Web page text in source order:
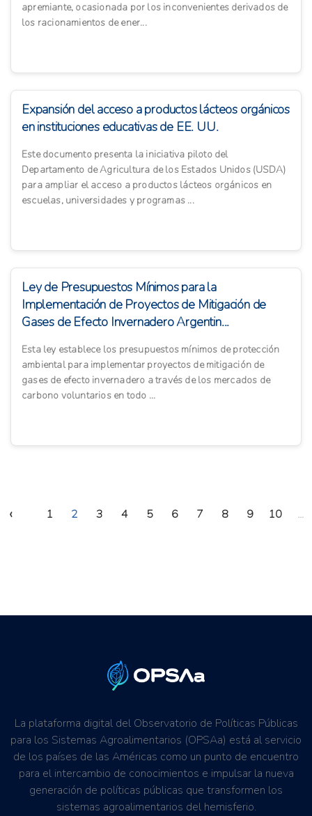
apremiante, ocasionada por los inconvenientes derivados de
los racionamientos de ener...
Expansión del acceso a productos lácteos orgánicos
en instituciones educativas de EE. UU.
Este documento presenta la iniciativa piloto del
Departamento de Agricultura de los Estados Unidos (USDA)
para ampliar el acceso a productos lácteos orgánicos en
escuelas, universidades y programas ...
Ley de Presupuestos Mínimos para la
Implementación de Proyectos de Mitigación de
Gases de Efecto Invernadero Argentin...
Esta ley establece los presupuestos mínimos de protección
ambiental para implementar proyectos de mitigación de
gases de efecto invernadero a través de los mercados de
carbono voluntarios en todo ...
‹ 1 2 3 4 5 6 7 8 9 10 ...
La plataforma digital del Observatorio de Políticas Públicas
para los Sistemas Agroalimentarios (OPSAa) está al servicio
de los países de las Américas como un punto de encuentro
para el intercambio de conocimientos e impulsar la nueva
generación de políticas públicas que transformen los
sistemas agroalimentarios del hemisferio.